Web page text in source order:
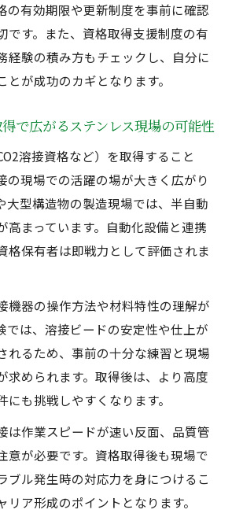
の有効期限や更新制度を事前に確認
です。また、資格取得支援制度の有
経験の積み方もチェックし、自分に
が成功のカギとなります。
で広がるステンレス現場の可能性
溶接資格など）を取得すること
の現場での活躍の場が大きく広がり
大型構造物の製造現場では、半自動
高まっています。自動化設備と連携
格保有者は即戦力として評価されま
機器の操作方法や材料特性の理解が
では、溶接ビードの安定性や仕上が
れるため、事前の十分な練習と現場
求められます。取得後は、より高度
も挑戦しやすくなります。
は作業スピードが速い反面、品質管
意が必要です。資格取得後も現場で
ブル発生時の対応力を身につけるこ
リア形成のポイントとなります。